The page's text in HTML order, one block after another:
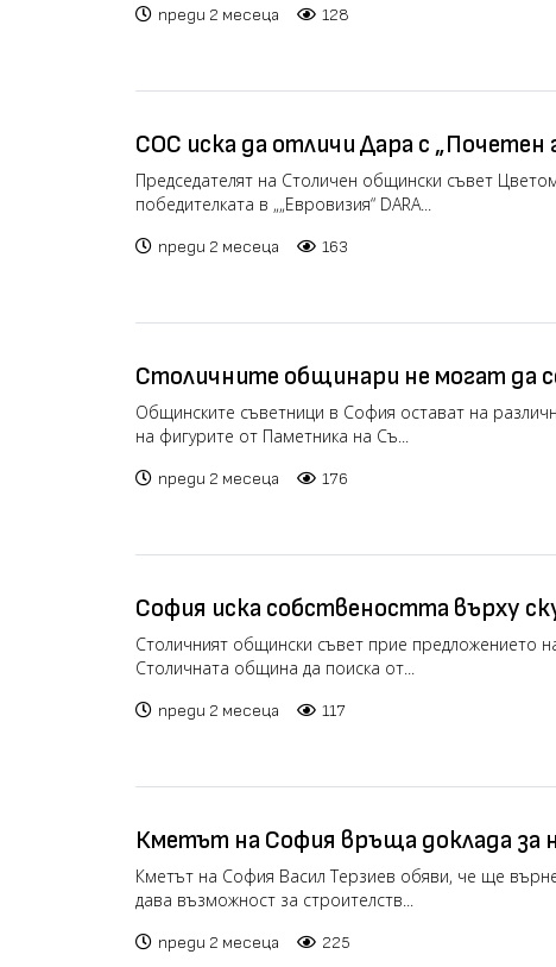
преди 2 месеца 128
СОС иска да отличи Дара с „Почетен
София“ след победата
Председателят на Столичен общински съвет
победителката в „„Евровизия“ DARA...
преди 2 месеца 163
Столичните общинари не могат да
да правят с фигурите от
армия (видео)
Общинските съветници в София остават на
на фигурите от Паметника на Съ...
преди 2 месеца 176
София иска собствеността върху
МОЧА
Столичният общински съвет прие предложението
Столичната община да поиска от...
преди 2 месеца 117
Кметът на София връща доклада за
„Младост“ след обществения
Кметът на София Васил Терзиев обяви, че ще
дава възможност за строителств...
преди 2 месеца 225